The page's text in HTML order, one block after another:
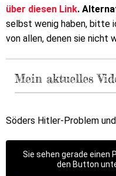
über diesen Link.
selbst wenig haben, bitte
von allen, denen sie nicht
Mein aktuelles
Söders Hitler-Problem
Sie sehen gerade einen
den Button